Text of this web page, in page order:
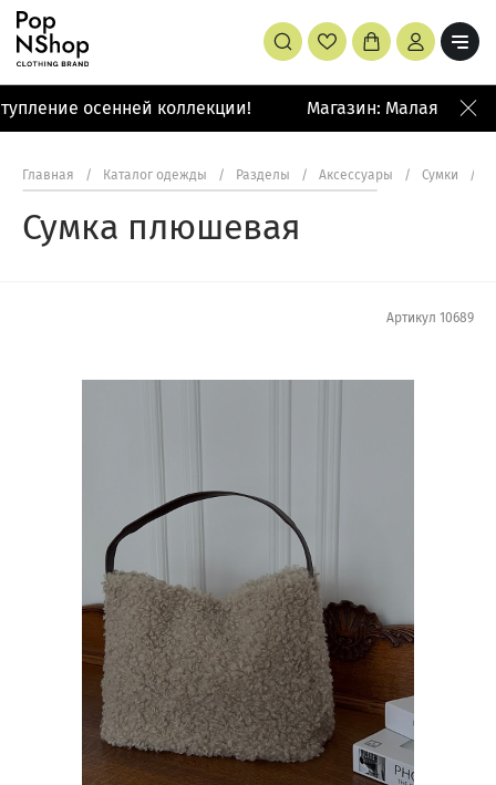
осенней коллекции! Магазин: Малая
Главная / Каталог одежды / Разделы / Аксессуары / Сумки /
Сумка плюшевая
Артикул 10689